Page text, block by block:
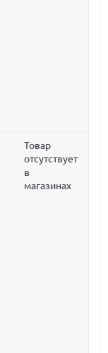
Товар
отсутствует
в
магазинах